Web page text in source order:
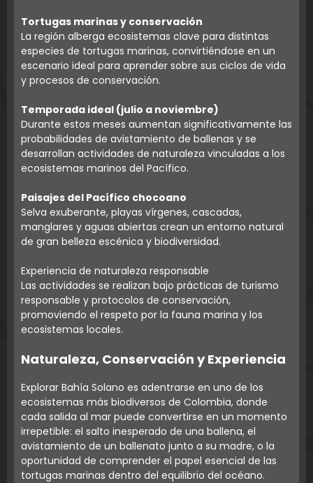
Tortugas marinas y conservación
La región alberga ecosistemas clave para distintas
especies de tortugas marinas, convirtiéndose en un
escenario ideal para aprender sobre sus ciclos de vida
y procesos de conservación.
Temporada ideal (julio a noviembre)
Durante estos meses aumentan significativamente las
probabilidades de avistamiento de ballenas y se
desarrollan actividades de naturaleza vinculadas a los
ecosistemas marinos del Pacífico.
Paisajes del Pacífico chocoano
Selva exuberante, playas vírgenes, cascadas,
manglares y aguas abiertas crean un entorno natural
de gran belleza escénica y biodiversidad.
Experiencia de naturaleza responsable
Las actividades se realizan bajo prácticas de turismo
responsable y protocolos de conservación,
promoviendo el respeto por la fauna marina y los
ecosistemas locales.
Naturaleza, Conservación y Experiencia
Explorar Bahía Solano es adentrarse en uno de los
ecosistemas más biodiversos de Colombia, donde
cada salida al mar puede convertirse en un momento
irrepetible: el salto inesperado de una ballena, el
avistamiento de un ballenato junto a su madre, o la
oportunidad de comprender el papel esencial de las
tortugas marinas dentro del equilibrio del océano.